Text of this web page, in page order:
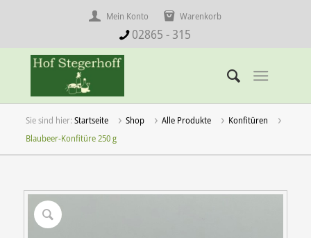
Mein Konto Warenkorb
02865 - 315
Startseite Shop Alle Produkte
Konfitüren
Blaubeer-Konfitüre 250 g